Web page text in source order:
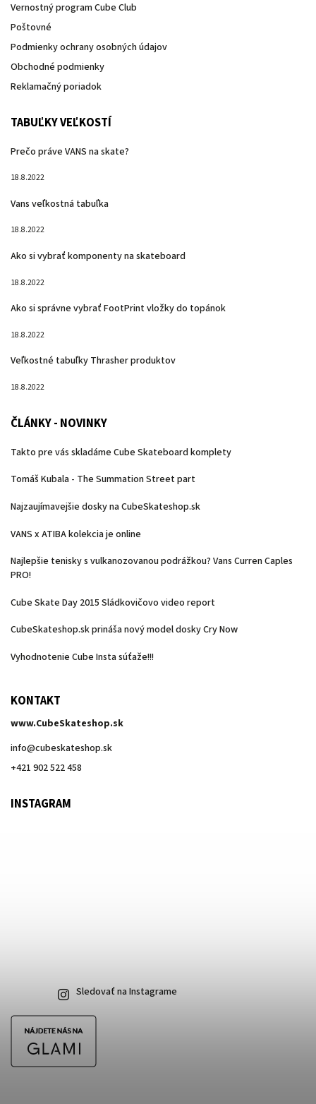
Vernostný program Cube Club
Poštovné
Podmienky ochrany osobných údajov
Obchodné podmienky
Reklamačný poriadok
TABUĽKY VEĽKOSTÍ
Prečo práve VANS na skate?
18.8.2022
Vans veľkostná tabuľka
18.8.2022
Ako si vybrať komponenty na skateboard
18.8.2022
Ako si správne vybrať FootPrint vložky do topánok
18.8.2022
Veľkostné tabuľky Thrasher produktov
18.8.2022
ČLÁNKY - NOVINKY
Takto pre vás skladáme Cube Skateboard komplety
Tomáš Kubala - The Summation Street part
Najzaujímavejšie dosky na CubeSkateshop.sk
VANS x ATIBA kolekcia je online
Najlepšie tenisky s vulkanozovanou podrážkou? Vans Curren Caples
PRO!
Cube Skate Day 2015 Sládkovičovo video report
CubeSkateshop.sk prináša nový model dosky Cry Now
Vyhodnotenie Cube Insta súťaže!!!
KONTAKT
www.CubeSkateshop.sk
info@cubeskateshop.sk
+421 902 522 458
INSTAGRAM
Sledovať na Instagrame